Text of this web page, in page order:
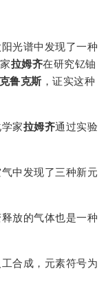
光谱中发现了一种
拉姆齐在研究钇铀
克鲁克斯，证实这种
家拉姆齐通过实验
中发现了三种新元
放的气体也是一种
合成，元素符号为